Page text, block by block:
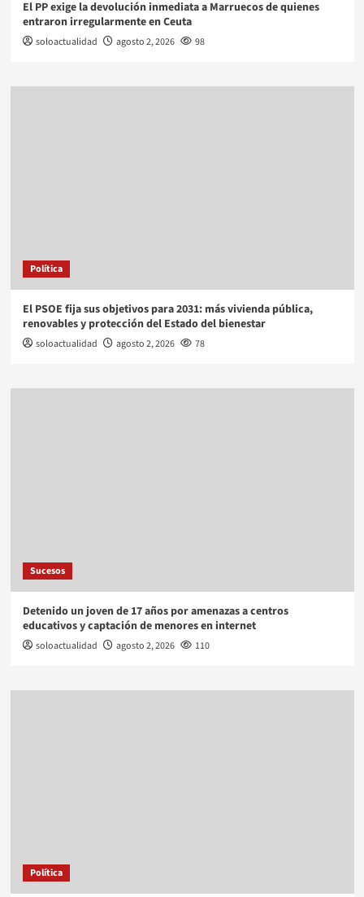
El PP exige la devolución inmediata a Marruecos de quienes
entraron irregularmente en Ceuta
soloactualidad agosto 2, 2026 98
Política
El PSOE fija sus objetivos para 2031: más vivienda pública,
renovables y protección del Estado del bienestar
soloactualidad agosto 2, 2026 78
Sucesos
Detenido un joven de 17 años por amenazas a centros
educativos y captación de menores en internet
soloactualidad agosto 2, 2026 110
Política